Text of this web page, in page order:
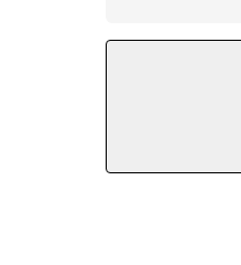
Få stillet
rundt. Slap